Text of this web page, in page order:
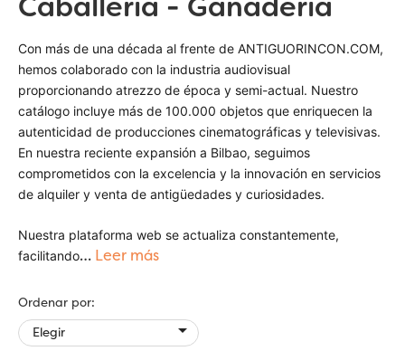
Con más de una década al frente de ANTIGUORINCON.COM,
hemos colaborado con la industria audiovisual
proporcionando atrezzo de época y semi-actual. Nuestro
catálogo incluye más de 100.000 objetos que enriquecen la
autenticidad de producciones cinematográficas y televisivas.
En nuestra reciente expansión a Bilbao, seguimos
comprometidos con la excelencia y la innovación en servicios
de alquiler y venta de antigüedades y curiosidades.
Nuestra plataforma web se actualiza constantemente,
facilitando… Leer más
Ordenar por:
Elegir
